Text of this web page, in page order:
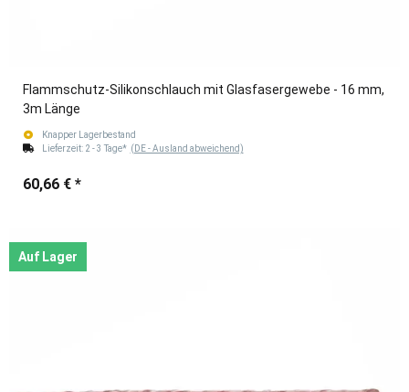
Flammschutz-Silikonschlauch mit Glasfasergewebe - 16 mm,
3m Länge
Knapper Lagerbestand
Lieferzeit: 2 - 3 Tage* (DE - Ausland abweichend)
60,66 € *
Auf Lager